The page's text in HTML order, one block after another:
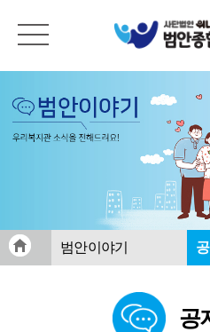
범안이야기
공